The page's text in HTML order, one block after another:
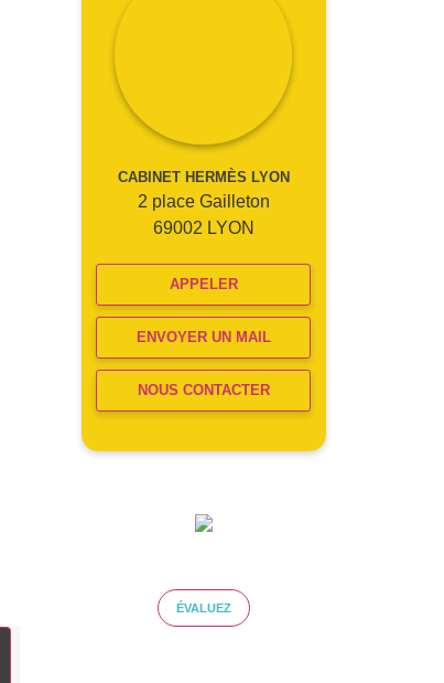
CABINET HERMÈS LYON
2 place Gailleton
69002 LYON
APPELER
ENVOYER UN MAIL
NOUS CONTACTER
ÉVALUEZ